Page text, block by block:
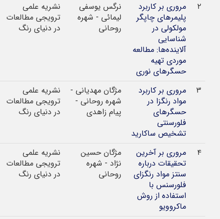
مروری بر کاربرد
پلیمرهای چاپگر
مولکولی در
شناسایی
آلاینده‌ها: مطالعه
موردی تهیه
حسگر‌های نوری
نرگس یوسفی
لیمائی - شهره
نشریه علمی
ترویجی مطالعات
در دنیای رنگ
مروری بر کاربرد
مواد رنگزا در
حسگر‌های
فلورسنتی
تشخیص ساکارید
مژگان مهدیانی -
شهره روحانی -
پیام زاهدی
نشریه علمی
ترویجی مطالعات
در دنیای رنگ
مروری بر آخرین
تحقیقات درباره
سنتز مواد رنگزای
فلورسنس با
استفاده از روش
ماکروویو
مژگان حسین
نژاد - شهره
روحانی
نشریه علمی
ترویجی مطالعات
در دنیای رنگ